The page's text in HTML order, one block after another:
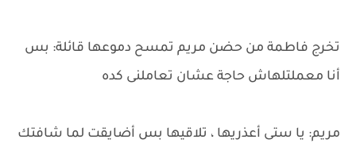
تخرج فاطمة من حضن مريم تمسح دموعها قائلة: بس
أنا معملتلهاش حاجة عشان تعاملنى كده
مريم: يا ستى أعذريها ، تلاقيها بس أضايقت لما شافتك